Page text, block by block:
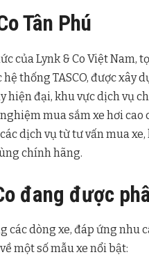
Tân Phú
của Lynk & Co Việt Nam,
hệ thống TASCO, được xây
hiện đại, khu vực dịch vụ
mua sắm xe hơi cao
dịch vụ từ tư vấn mua
chính hãng.
đang được
các dòng xe, đáp ứng nhu
một số mẫu xe nổi bật: